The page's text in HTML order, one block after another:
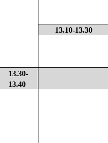
13.10-13.30
13.30-
13.40